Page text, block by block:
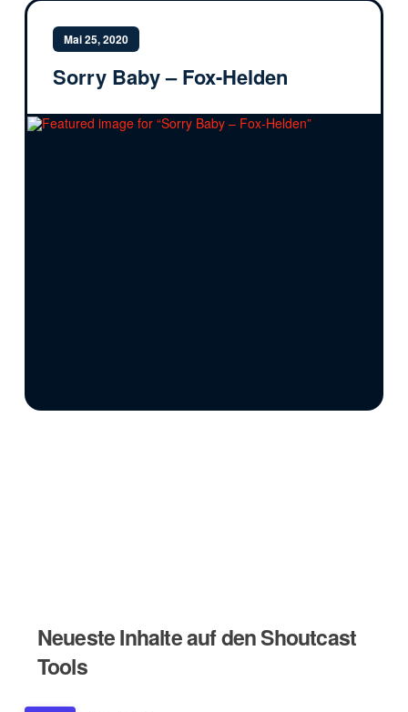
Mai 25, 2020
Sorry Baby – Fox-Helden
Neueste Inhalte auf den Shoutcast
Tools